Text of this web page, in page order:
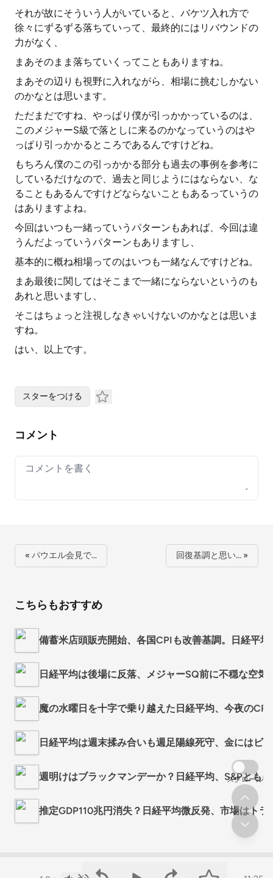
それが故にそういう人がいていると、バケツ入れ方で
徐々にずるずる落ちていって、最終的にはリバウンドの
力がなく、
まあそのまま落ちていくってこともありますね。
まあその辺りも視野に入れながら、相場に挑むしかない
のかなとは思います。
ただまだですね、やっぱり僕が引っかかっているのは、
このメジャーS級で落としに来るのかなっていうのはや
っぱり引っかかるところであるんですけどね。
もちろん僕のこの引っかかる部分も過去の事例を参考に
しているだけなので、過去と同じようにはならない、な
ることもあるんですけどならないこともあるっていうの
はありますよね。
今回はいつも一緒っていうパターンもあれば、今回は違
うんだよっていうパターンもありますし、
基本的に概ね相場ってのはいつも一緒なんですけどね。
まあ最後に関してはそこまで一緒にならないというのも
あれと思いますし、
そこはちょっと注視しなきゃいけないのかなとは思いま
すね。
はい、以上です。
スターをつける
コメント
Your comment
« パウエル会見で… 回復基調と思い… »
こちらもおすすめ
備蓄米店頭販売開始、各国CPIも改善基調。日経平
日経平均は後場に反落、メジャーSQ前に不穏な空
魔の水曜日を十字で乗り越えた日経平均、今夜の
日経平均は週末揉み合いも週足陽線死守、金にはビ
週明けはブラックマンデーか？日経平均、S&Pとも
推定GDP110兆円消失？日経平均微反発、市場はト
スクロール